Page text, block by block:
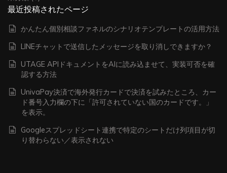
最近投稿されたページ
かんたん個別相談ファネルのシナリオテンプレートの活用方法
LINEチャットで送信したメッセージを取り消しできますか？
UTAGE APIドキュメントをAIに読み込ませて、実装可否を確
認する方法
UnivaPay決済で海外発行カードで決済を試みたところ、カー
ド番号入力欄の下に「許可されていない国のカードです。」
を表示。
Googleスプレッドシート連携で特定のシートだけ列項目が切
り替わらない／表示されない